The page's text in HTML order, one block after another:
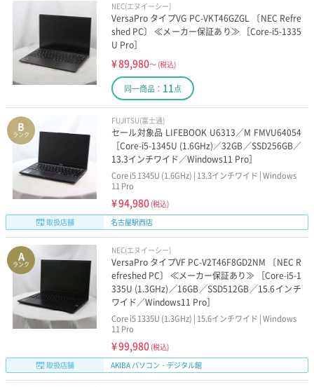
NEC(エヌイーシー)
VersaPro タイプVG PC-VKT46GZGL 〔NEC Refre
shed PC〕 ≪メーカー保証あり≫ ［Core-i5-1335
U Pro］
¥89,980～ (税込)
同一商品： 11点
B
ランク
FUJITSU(富士通)
セール対象品 LIFEBOOK U6313／M FMVU64054
［Core-i5-1345U (1.6GHz)／32GB／SSD256GB／
13.3インチワイド／Windows11 Pro］
Core i5 1345U (1.6GHz) | 13.3インチワイド | Windows
11 Pro
¥94,980 (税込)
取扱店舗
名古屋駅西店
A
ランク
NEC(エヌイーシー)
VersaPro タイプVF PC-V2T46F8GD2NM 〔NEC R
efreshed PC〕 ≪メーカー保証あり≫ ［Core-i5-1
335U (1.3GHz)／16GB／SSD512GB／15.6インチ
ワイド／Windows11 Pro］
Core i5 1335U (1.3GHz) | 15.6インチワイド | Windows
11 Pro
¥99,980 (税込)
取扱店舗
AKIBA パソコン・デジタル館